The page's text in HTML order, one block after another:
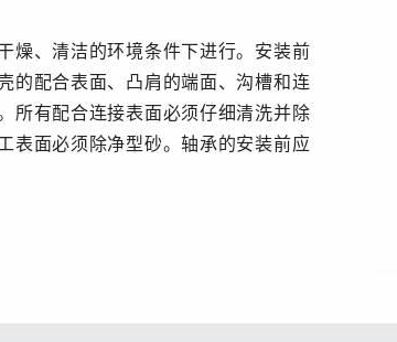
燥、清洁的环境条件下进行。安装前
的配合表面、凸肩的端面、沟槽和连
所有配合连接表面必须仔细清洗并除
表面必须除净型砂。轴承的安装前应